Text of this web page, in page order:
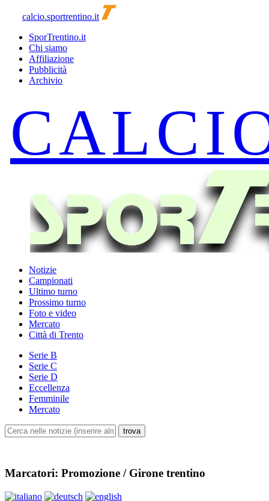
calcio.sportrentino.it
SporTrentino.it
Chi siamo
Affiliazione
Pubblicità
Archivio
Notizie
Campionati
Ultimo turno
Prossimo turno
Foto e video
Mercato
Città di Trento
Serie B
Serie C
Serie D
Eccellenza
Femminile
Mercato
Marcatori: Promozione / Girone trentino